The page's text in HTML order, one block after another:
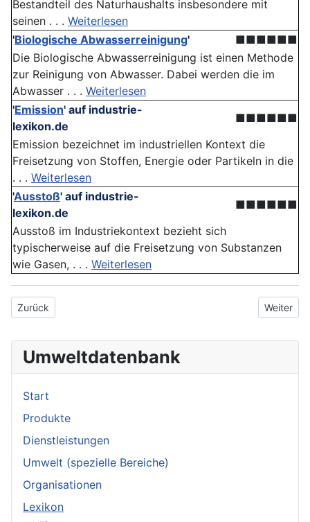
Bestandteil des Naturhaushalts insbesondere mit
seinen . . . Weiterlesen
'Biologische Abwasserreinigung'
■■■■■■
Die Biologische Abwasserreinigung ist einen Methode
zur Reinigung von Abwasser. Dabei werden die im
Abwasser . . . Weiterlesen
'Emission' auf industrie-
lexikon.de
■■■■■■
Emission bezeichnet im industriellen Kontext die
Freisetzung von Stoffen, Energie oder Partikeln in die
. . . Weiterlesen
'Ausstoß' auf industrie-
lexikon.de
■■■■■■
Ausstoß im Industriekontext bezieht sich
typischerweise auf die Freisetzung von Substanzen
wie Gasen, . . . Weiterlesen
Vorheriger Beitrag: Suffizienzprinzip
Zurück Nächster
Weiter
Umweltdatenbank
Start
Produkte
Dienstleistungen
Umwelt (spezielle Bereiche)
Organisationen
Lexikon